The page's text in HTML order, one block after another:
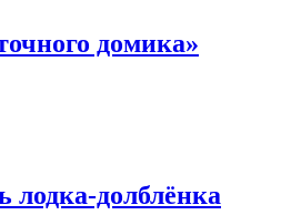
домика»
лодка-долблёнка